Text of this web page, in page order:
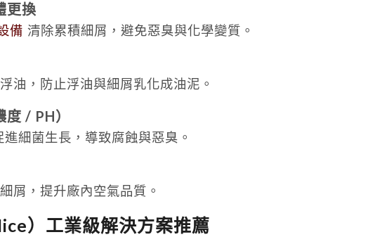
更換
備 清除累積細屑，避免惡臭與化學變質。
油，防止浮油與細屑乳化成油泥。
/ PH）
細菌生長，導致腐蝕與惡臭。
屑，提升廠內空氣品質。
）工業級解決方案推薦